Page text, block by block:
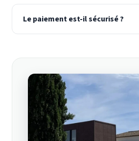
Le paiement est-il sécurisé ?